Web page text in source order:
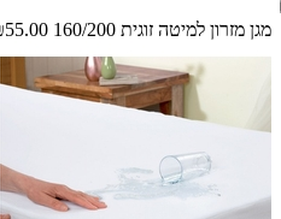
מגן מזרון למיטה זוגית 160/200